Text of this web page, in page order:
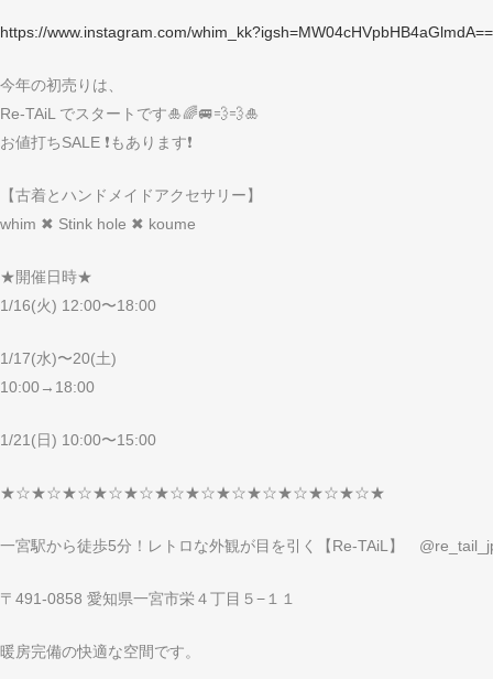
https://www.instagram.com/whim_kk?igsh=MW04cHVpbHB4aGlmdA==
今年の初売りは、
Re-TAiL でスタートです🎍🌈🚐💨💨🎍
お値打ちSALE ❗️もあります❗️
【古着とハンドメイドアクセサリー】
whim ✖︎ Stink hole ✖︎ koume
★開催日時★
1/16(火) 12:00〜18:00
1/17(水)〜20(土)
10:00→18:00
1/21(日) 10:00〜15:00
★☆★☆★☆★☆★☆★☆★☆★☆★☆★☆★☆★☆★
一宮駅から徒歩5分！レトロな外観が目を引く【Re-TAiL】
〒491-0858 愛知県一宮市栄４丁目５−１１
暖房完備の快適な空間です。